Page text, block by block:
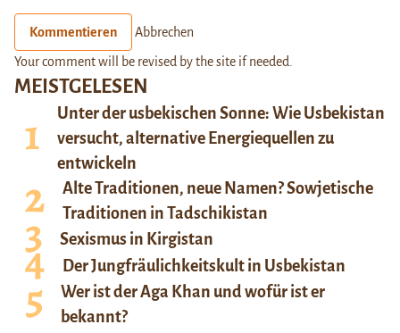
MEISTGELESEN
Unter der usbekischen Sonne: Wie Usbekistan
versucht, alternative Energiequellen zu
entwickeln
Alte Traditionen, neue Namen? Sowjetische
Traditionen in Tadschikistan
Sexismus in Kirgistan
Der Jungfräulichkeitskult in Usbekistan
Wer ist der Aga Khan und wofür ist er
bekannt?
Kommentieren Abbrechen
Your comment will be revised by the site if needed.